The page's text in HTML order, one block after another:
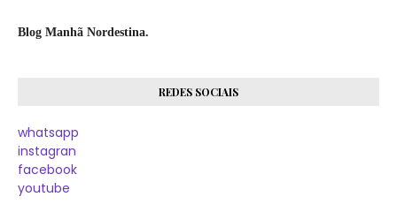
Blog Manhã Nordestina.
REDES SOCIAIS
whatsapp
instagran
facebook
youtube